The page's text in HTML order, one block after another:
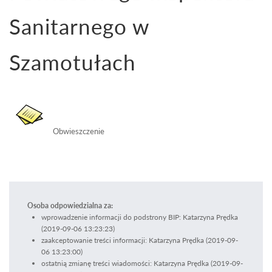
Sanitarnego w
Szamotułach
Obwieszczenie
Osoba odpowiedzialna za:
wprowadzenie informacji do podstrony BIP: Katarzyna Prędka
(2019-09-06 13:23:23)
zaakceptowanie treści informacji: Katarzyna Prędka (2019-09-
06 13:23:00)
ostatnią zmianę treści wiadomości: Katarzyna Prędka (2019-09-